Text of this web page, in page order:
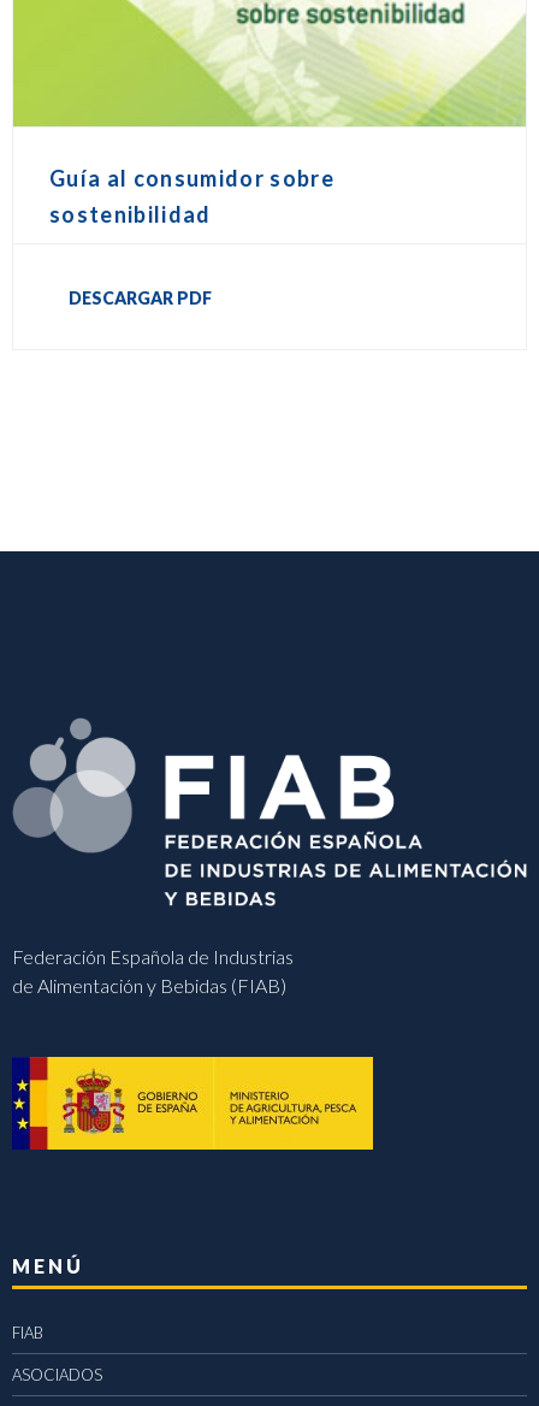
Guía al consumidor sobre
sostenibilidad
DESCARGAR PDF
Federación Española de Industrias
de Alimentación y Bebidas (FIAB)
MENÚ
FIAB
ASOCIADOS